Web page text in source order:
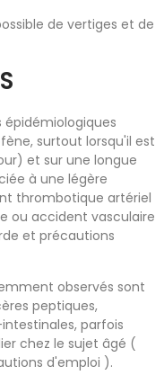
de vertiges et de
épidémiologiques
surtout lorsqu'il est
et sur une longue
à une légère
thrombotique artériel
ou accident vasculaire
et précautions
observés sont
peptiques,
parfois
chez le sujet âgé (
d'emploi ).